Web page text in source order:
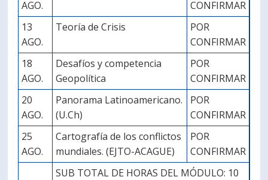
AGO.
CONFIRMAR
13
AGO.
Teoría de Crisis
POR
CONFIRMAR
18
AGO.
Desafíos y competencia
Geopolítica
POR
CONFIRMAR
20
AGO.
Panorama Latinoamericano.
(U.Ch)
POR
CONFIRMAR
25
AGO.
Cartografía de los conflictos
mundiales. (EJTO-ACAGUE)
POR
CONFIRMAR
SUB TOTAL DE HORAS DEL MÓDULO: 10